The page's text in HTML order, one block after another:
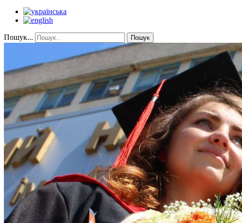
Пошук... Пошук